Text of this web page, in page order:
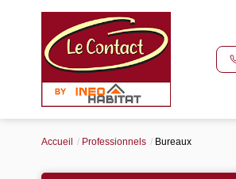
Accueil Professionnels Bureaux